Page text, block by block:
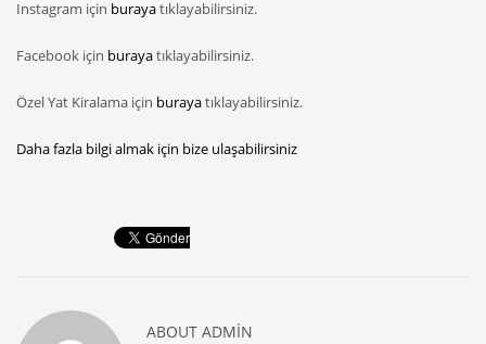
Instagram için burayatıklayabilirsiniz.
Facebook için burayatıklayabilirsiniz.
Özel Yat Kiralama için burayatıklayabilirsiniz.
Daha fazla bilgi almak için bize ulaşabilirsiniz
ABOUT ADMIN